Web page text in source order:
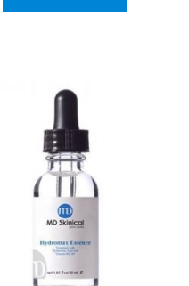
原
始
價
格：
NT$2,800。